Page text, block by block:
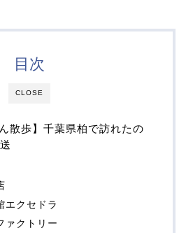
CLOSE
目次
散歩】千葉県柏で訪れたの
エクセドラ
ァクトリー